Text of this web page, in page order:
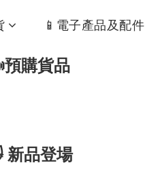
📱電子產品及配件
預購貨品
新品登場